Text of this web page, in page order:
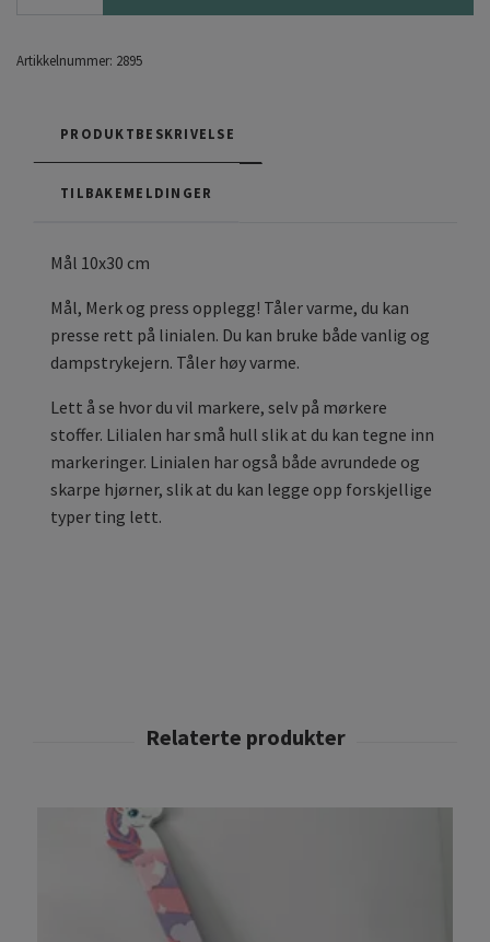
Artikkelnummer: 2895
PRODUKTBESKRIVELSE
TILBAKEMELDINGER
Mål 10x30 cm
Mål, Merk og press opplegg! Tåler varme, du kan
presse rett på linialen. Du kan bruke både vanlig og
dampstrykejern. Tåler høy varme.
Lett å se hvor du vil markere, selv på mørkere
stoffer. Lilialen har små hull slik at du kan tegne inn
markeringer. Linialen har også både avrundede og
skarpe hjørner, slik at du kan legge opp forskjellige
typer ting lett.